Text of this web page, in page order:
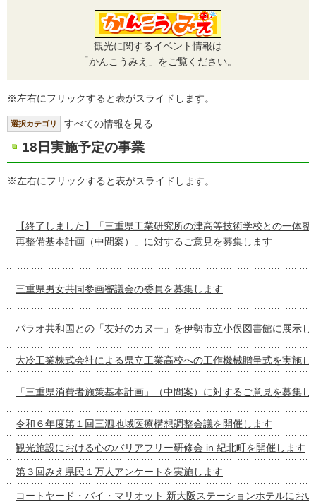
観光に関するイベント情報は
「かんこうみえ」をご覧ください。
※左右にフリックすると表がスライドします。
選択カテゴリ すべての情報を見る
18日実施予定の事業
※左右にフリックすると表がスライドします。
【終了しました】「三重県工業研究所の津高等技術学校との一体
再整備基本計画（中間案）」に対するご意見を募集します
三重県男女共同参画審議会の委員を募集します
パラオ共和国との「友好のカヌー」を伊勢市立小俣図書館に展示し
大冷工業株式会社による県立工業高校への工作機械贈呈式を実施し
「三重県消費者施策基本計画」（中間案）に対するご意見を募集し
令和６年度第１回三泗地域医療構想調整会議を開催します
観光施設における心のバリアフリー研修会 in 紀北町を開催します
第３回みえ県民１万人アンケートを実施します
コートヤード・バイ・マリオット 新大阪ステーションホテルにお